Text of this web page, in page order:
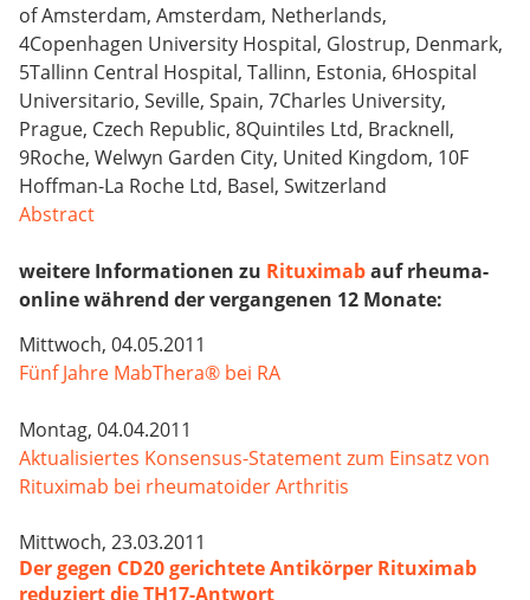
of Amsterdam, Amsterdam, Netherlands,
4Copenhagen University Hospital, Glostrup, Denmark,
5Tallinn Central Hospital, Tallinn, Estonia, 6Hospital
Universitario, Seville, Spain, 7Charles University,
Prague, Czech Republic, 8Quintiles Ltd, Bracknell,
9Roche, Welwyn Garden City, United Kingdom, 10F
Hoffman-La Roche Ltd, Basel, Switzerland
Abstract
weitere Informationen zu Rituximabauf rheuma-
online während der vergangenen 12 Monate:
Mittwoch, 04.05.2011
Fünf Jahre MabThera® bei RA
Montag, 04.04.2011
Aktualisiertes Konsensus-Statement zum Einsatz von
Rituximab bei rheumatoider Arthritis
Mittwoch, 23.03.2011
Der gegen CD20 gerichtete Antikörper Rituximab
reduziert die TH17-Antwort